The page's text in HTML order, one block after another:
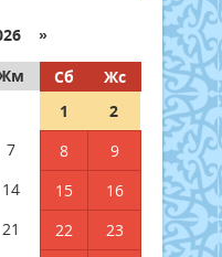
»
Сб
Жс
1
2
7 8
9
14 15
16
21 22 23